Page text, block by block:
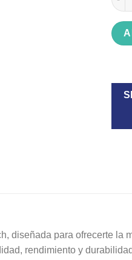
diseñada para ofrecerte
rendimiento y